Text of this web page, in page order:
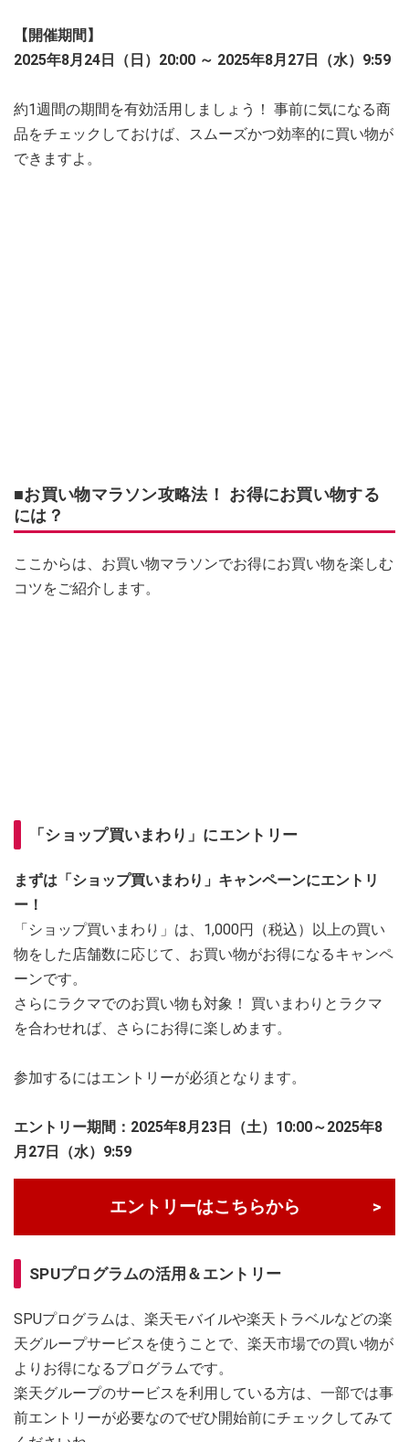
【開催期間】
2025年8月24日（日）20:00 ～ 2025年8月27日（水）9:59
約1週間の期間を有効活用しましょう！ 事前に気になる商
品をチェックしておけば、スムーズかつ効率的に買い物が
できますよ。
■お買い物マラソン攻略法！ お得にお買い物する
には？
ここからは、お買い物マラソンでお得にお買い物を楽しむ
コツをご紹介します。
「ショップ買いまわり」にエントリー
まずは「ショップ買いまわり」キャンペーンにエントリ
ー！
「ショップ買いまわり」は、1,000円（税込）以上の買い
物をした店舗数に応じて、お買い物がお得になるキャンペ
ーンです。
さらにラクマでのお買い物も対象！ 買いまわりとラクマ
を合わせれば、さらにお得に楽しめます。
参加するにはエントリーが必須となります。
エントリー期間：2025年8月23日（土）10:00～2025年8
月27日（水）9:59
エントリーはこちらから
SPUプログラムの活用＆エントリー
SPUプログラムは、楽天モバイルや楽天トラベルなどの楽
天グループサービスを使うことで、楽天市場での買い物が
よりお得になるプログラムです。
楽天グループのサービスを利用している方は、一部では事
前エントリーが必要なのでぜひ開始前にチェックしてみて